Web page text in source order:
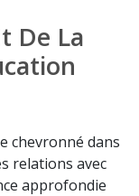
De La
chevronné dans
relations avec
approfondie